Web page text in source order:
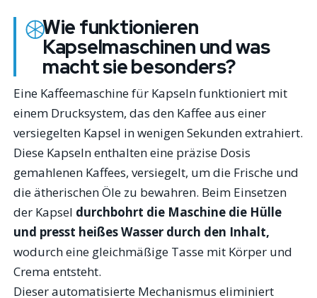
Wie funktionieren
Kapselmaschinen und was
macht sie besonders?
Eine Kaffeemaschine für Kapseln funktioniert mit
einem Drucksystem, das den Kaffee aus einer
versiegelten Kapsel in wenigen Sekunden extrahiert.
Diese Kapseln enthalten eine präzise Dosis
gemahlenen Kaffees, versiegelt, um die Frische und
die ätherischen Öle zu bewahren. Beim Einsetzen
der Kapsel durchbohrt die Maschine die Hülle
und presst heißes Wasser durch den Inhalt,
wodurch eine gleichmäßige Tasse mit Körper und
Crema entsteht.
Dieser automatisierte Mechanismus eliminiert